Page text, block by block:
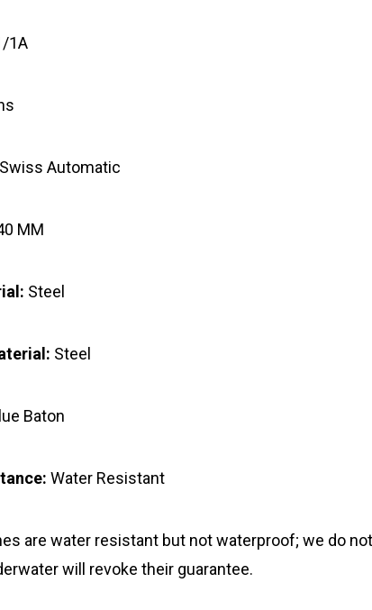
1A
Swiss Automatic
MM
Steel
Steel
Baton
Water Resistant
are water resistant but not waterproof; we do
will revoke their guarantee.